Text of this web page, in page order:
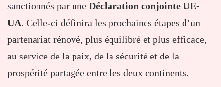
sanctionnés par une Déclaration conjointe UE-
UA. Celle-ci définira les prochaines étapes d’un
partenariat rénové, plus équilibré et plus efficace,
au service de la paix, de la sécurité et de la
prospérité partagée entre les deux continents.